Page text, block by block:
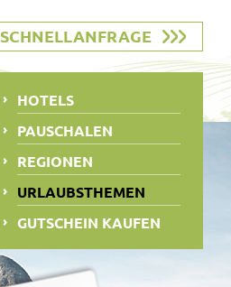
SCHNELLANFRAGE
HOTELS
PAUSCHALEN
REGIONEN
URLAUBSTHEMEN
GUTSCHEIN KAUFEN